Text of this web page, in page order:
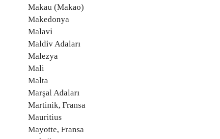
Makau (Makao)
Makedonya
Malavi
Maldiv Adaları
Malezya
Mali
Malta
Marşal Adaları
Martinik, Fransa
Mauritius
Mayotte, Fransa